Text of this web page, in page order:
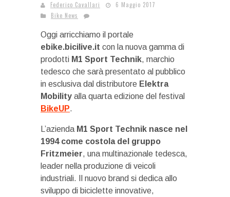
Federico Cavallari
6 Maggio 2017
Bike News
Oggi arricchiamo il portale
ebike.bicilive.it con la nuova gamma di
prodotti M1 Sport Technik, marchio
tedesco che sarà presentato al pubblico
in esclusiva dal distributore Elektra
Mobility alla quarta edizione del festival
BikeUP.
L’azienda M1 Sport Technik nasce nel
1994 come costola del gruppo
Fritzmeier, una multinazionale tedesca,
leader nella produzione di veicoli
industriali. Il nuovo brand si dedica allo
sviluppo di biciclette innovative,